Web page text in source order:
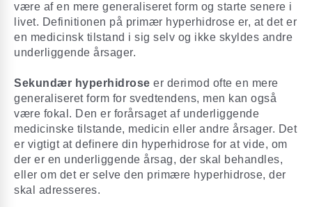
være af en mere generaliseret form og starte senere i
livet. Definitionen på primær hyperhidrose er, at det er
en medicinsk tilstand i sig selv og ikke skyldes andre
underliggende årsager.
Sekundær hyperhidrose er derimod ofte en mere
generaliseret form for svedtendens, men kan også
være fokal. Den er forårsaget af underliggende
medicinske tilstande, medicin eller andre årsager. Det
er vigtigt at definere din hyperhidrose for at vide, om
der er en underliggende årsag, der skal behandles,
eller om det er selve den primære hyperhidrose, der
skal adresseres.